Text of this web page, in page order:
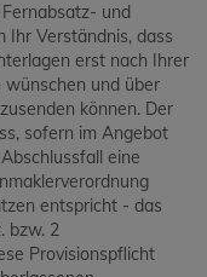
und
Verständnis, dass
erst nach Ihrer
wünschen und über
können. Der
sofern im Angebot
eine
entspricht - das
bzw. 2
Provisionspflicht